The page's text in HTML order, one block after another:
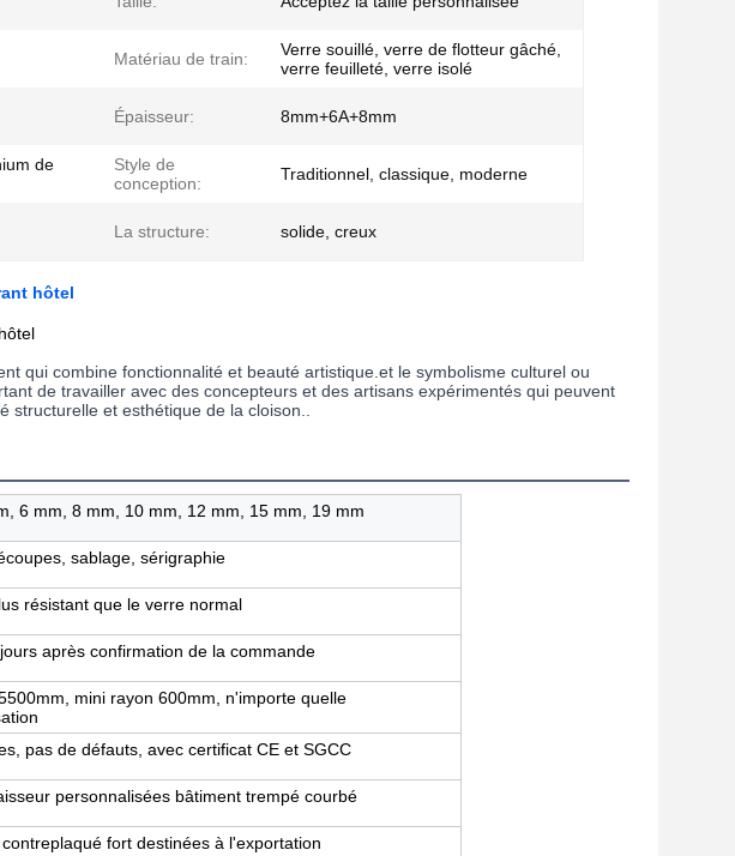
Matériau de train:
Verre souillé, verre de flotteur gâché,
verre feuilleté, verre isolé
Épaisseur: 8mm+6A+8mm
de
Style de
conception:
Traditionnel, classique, moderne
La structure: solide, creux
hôtel
qui combine fonctionnalité et beauté artistique.et le symbolisme culturel ou
de travailler avec des concepteurs et des artisans expérimentés qui peuvent
et esthétique de la cloison..
6 mm, 8 mm, 10 mm, 12 mm, 15 mm, 19 mm
sablage, sérigraphie
résistant que le verre normal
après confirmation de la commande
mini rayon 600mm, n'importe quelle
pas de défauts, avec certificat CE et SGCC
personnalisées bâtiment trempé courbé
fort destinées à l'exportation